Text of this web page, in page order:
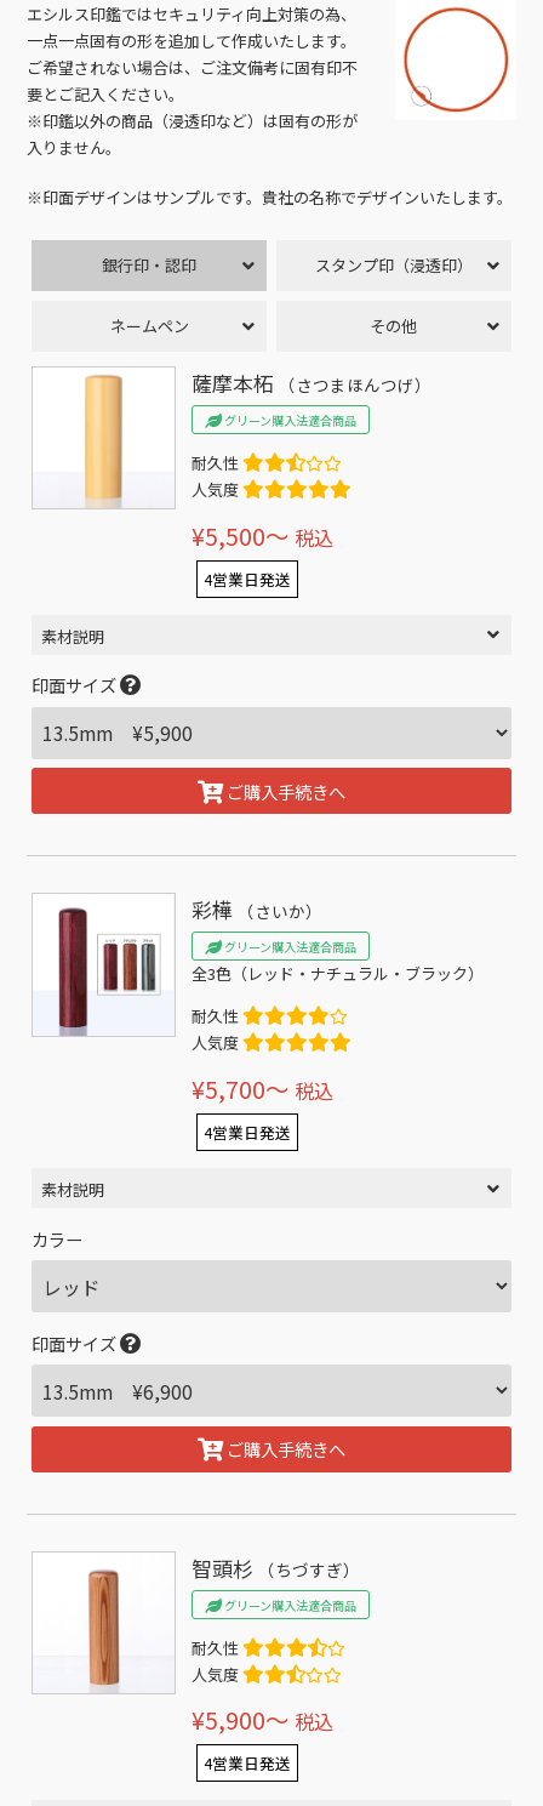
エシルス印鑑ではセキュリティ向上対策の為、
一点一点固有の形を追加して作成いたします。
ご希望されない場合は、ご注文備考に固有印不
要とご記入ください。
※印鑑以外の商品（浸透印など）は固有の形が
入りません。
※印面デザインはサンプルです。貴社の名称でデザインいたします。
銀行印・認印 スタンプ印（浸透印）
ネームペン その他
薩摩本柘 （さつまほんつげ）
グリーン購入法適合商品
耐久性
人気度
¥5,500〜 税込
4営業日発送
素材説明
印面サイズ
ご購入手続きへ
彩樺 （さいか）
グリーン購入法適合商品
全3色（レッド・ナチュラル・ブラック）
耐久性
人気度
¥5,700〜 税込
4営業日発送
素材説明
カラー
印面サイズ
ご購入手続きへ
智頭杉 （ちづすぎ）
グリーン購入法適合商品
耐久性
人気度
¥5,900〜 税込
4営業日発送